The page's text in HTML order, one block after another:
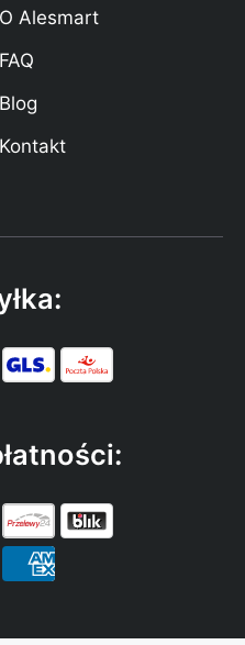
O Alesmart
FAQ
Blog
Kontakt